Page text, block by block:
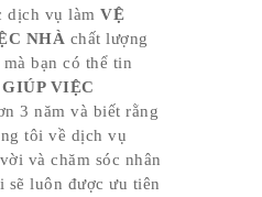
dịch vụ làm VỆ
NHÀ chất lượng
bạn có thể tin
GIÚP VIỆC
3 năm và biết rằng
tôi về dịch vụ
và chăm sóc nhân
sẽ luôn được ưu tiên